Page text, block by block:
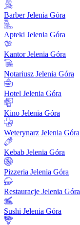
Barber Jelenia Góra
Apteki Jelenia Góra
Kantor Jelenia Góra
Notariusz Jelenia Góra
Hotel Jelenia Góra
Kino Jelenia Góra
Weterynarz Jelenia Góra
Kebab Jelenia Góra
Pizzeria Jelenia Góra
Restauracje Jelenia Góra
Sushi Jelenia Góra